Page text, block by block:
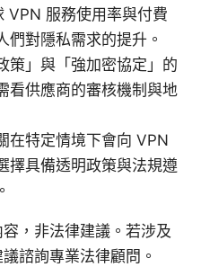
服務使用率與付費
們對隱私需求的提升。
策」與「強加密協定」的
看供應商的審核機制與地
在特定情境下會向 VPN
擇具備透明政策與法規遵
，非法律建議。若涉及
諮詢專業法律顧問。